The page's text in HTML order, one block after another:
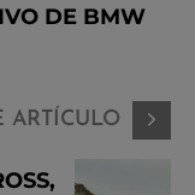
DE BMW
ARTÍCULO